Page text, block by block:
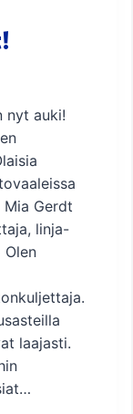
nyt auki!
Mia Gerdt
linja-
laajasti.